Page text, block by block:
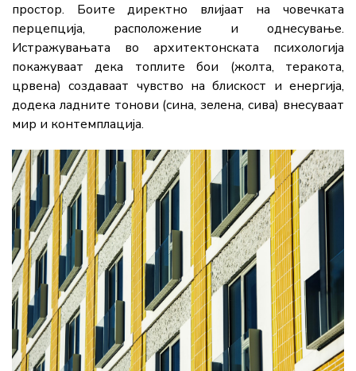
простор. Боите директно влијаат на човечката
перцепција, расположение и однесување.
Истражувањата во архитектонската психологија
покажуваат дека топлите бои (жолта, теракота,
црвена) создаваат чувство на блискост и енергија,
додека ладните тонови (сина, зелена, сива) внесуваат
мир и контемплација.